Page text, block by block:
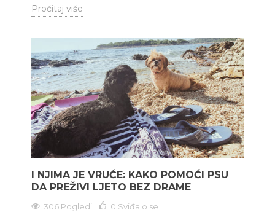
Pročitaj više
I NJIMA JE VRUĆE: KAKO POMOĆI PSU
DA PREŽIVI LJETO BEZ DRAME
306 Pogledi 0 Sviđalo se